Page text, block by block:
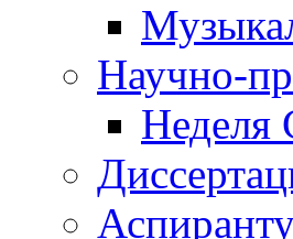
Научно-
Неделя